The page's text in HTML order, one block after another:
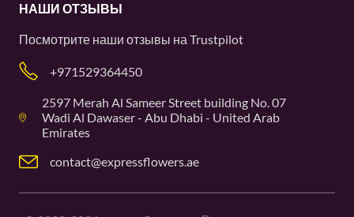
НАШИ ОТЗЫВЫ
Посмотрите наши отзывы на Trustpilot
+971529364450
2597 Merah Al Sameer Street building No. 07
Wadi Al Dawaser - Abu Dhabi - United Arab
Emirates
contact@expressflowers.ae